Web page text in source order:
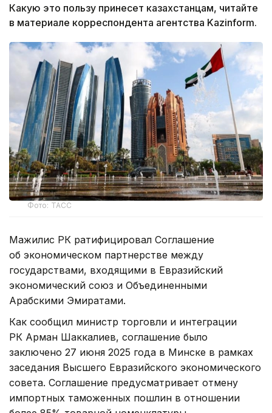
Какую это пользу принесет казахстанцам, читайте
в материале корреспондента агентства Kazinform.
Фото: ТАСС
Мажилис РК ратифицировал Соглашение
об экономическом партнерстве между
государствами, входящими в Евразийский
экономический союз и Объединенными
Арабскими Эмиратами.
Как сообщил министр торговли и интеграции
РК Арман Шаккалиев, соглашение было
заключено 27 июня 2025 года в Минске в рамках
заседания Высшего Евразийского экономического
совета. Соглашение предусматривает отмену
импортных таможенных пошлин в отношении